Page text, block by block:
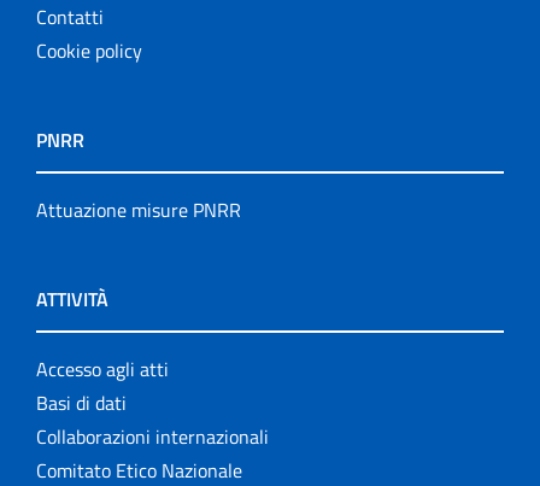
Contatti
Cookie policy
PNRR
Attuazione misure PNRR
ATTIVITÀ
Accesso agli atti
Basi di dati
Collaborazioni internazionali
Comitato Etico Nazionale